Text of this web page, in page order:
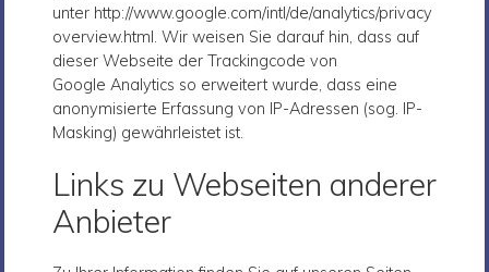
unter http://www.google.com/intl/de/analytics/privacy
overview.html. Wir weisen Sie darauf hin, dass auf
dieser Webseite der Trackingcode von
Google Analytics so erweitert wurde, dass eine
anonymisierte Erfassung von IP-Adressen (sog. IP-
Masking) gewährleistet ist.
Links zu Webseiten anderer
Anbieter